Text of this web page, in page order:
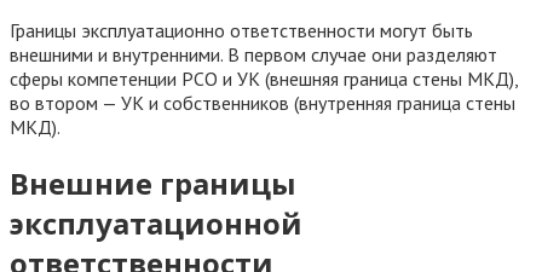
Границы эксплуатационно ответственности могут быть
внешними и внутренними. В первом случае они разделяют
сферы компетенции РСО и УК (внешняя граница стены МКД),
во втором — УК и собственников (внутренняя граница стены
МКД).
Внешние границы
эксплуатационной
ответственности